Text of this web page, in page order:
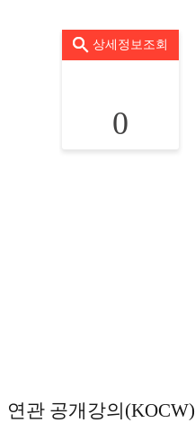
상세정보조회
0
연관 공개강의(KOCW)